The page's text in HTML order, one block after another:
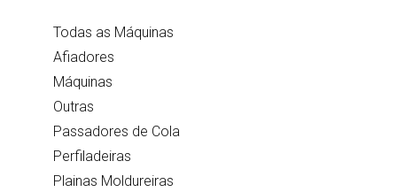
Todas as Máquinas
Afiadores
Máquinas
Outras
Passadores de Cola
Perfiladeiras
Plainas Moldureiras